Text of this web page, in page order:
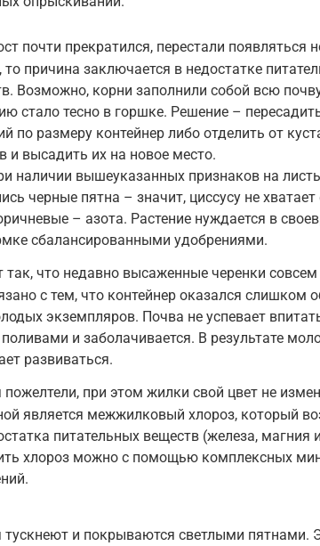
почти прекратился, перестали появляться
то причина заключается в недостатке
Возможно, корни заполнили собой всю
стало тесно в горшке. Решение –
по размеру контейнер либо отделить от
и высадить их на новое место.
наличии вышеуказанных признаков на
черные пятна – значит, циссусу не
– азота. Растение нуждается в
сбалансированными удобрениями.
так, что недавно высаженные черенки совсем
с тем, что контейнер оказался слишком
экземпляров. Почва не успевает
и заболачивается. В результате
развиваться.
пожелтели, при этом жилки свой цвет не
является межжилковый хлороз, который
питательных веществ (железа, магния
хлороз можно с помощью комплексных
тускнеют и покрываются светлыми пятнами.